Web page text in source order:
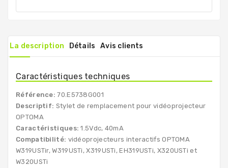
La description Détails Avis clients
Caractéristiques techniques
Référence:70.E5738G001
Descriptif: Stylet de remplacement pour vidéoprojecteur
OPTOMA
Caractéristiques: 1.5Vdc, 40mA
Compatibilité: vidéoprojecteurs interactifs OPTOMA
W319USTir, W319USTi, X319USTi, EH319USTi, X320USTi et
W320USTi